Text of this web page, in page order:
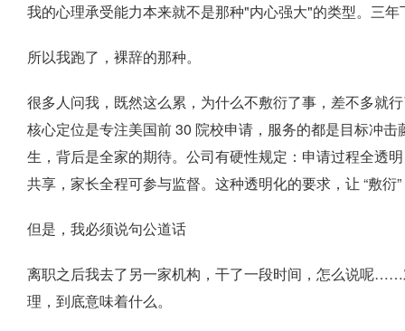
我的心理承受能力本来就不是那种"内心强大"的类型。三
所以我跑了，裸辞的那种。
很多人问我，既然这么累，为什么不敷衍了事，差不多就
核心定位是专注美国前 30 院校申请，服务的都是目标冲
生，背后是全家的期待。公司有硬性规定：申请过程全透
共享，家长全程可参与监督。这种透明化的要求，让 “敷
但是，我必须说句公道话
离职之后我去了另一家机构，干了一段时间，怎么说呢
理，到底意味着什么。